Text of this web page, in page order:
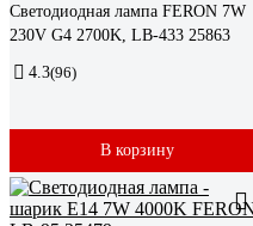
Светодиодная лампа FERON 7W
230V G4 2700K, LB-433 25863
4.3(96)
В корзину